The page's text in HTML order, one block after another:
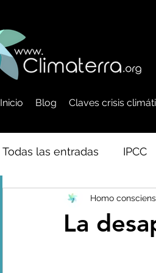
Inicio Blog Claves crisis
Todas las entradas IPCC
Activismo - Greta -
La
Homo consciens